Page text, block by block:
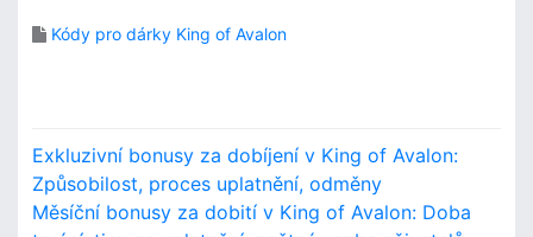
Kódy pro dárky King of Avalon
P
o
Exkluzivní bonusy za dobíjení v King of Avalon:
Způsobilost, proces uplatnění, odměny
Měsíční bonusy za dobití v King of Avalon: Doba